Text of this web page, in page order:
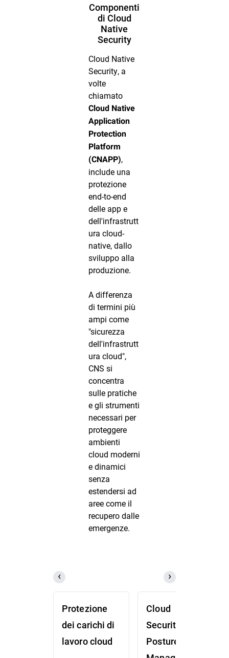
Componenti
di Cloud
Native
Security
Cloud Native
Security, a
volte
chiamato
Cloud Native
Application
Protection
Platform
(CNAPP),
include una
protezione
end-to-end
delle app e
dell'infrastrutt
ura cloud-
native, dallo
sviluppo alla
produzione.
A differenza
di termini più
ampi come
"sicurezza
dell'infrastrutt
ura cloud",
CNS si
concentra
sulle pratiche
e gli strumenti
necessari per
proteggere
ambienti
cloud moderni
e dinamici
senza
estendersi ad
aree come il
recupero dalle
emergenze.
Protezione
dei carichi di
lavoro cloud
Cloud
Security
Posture